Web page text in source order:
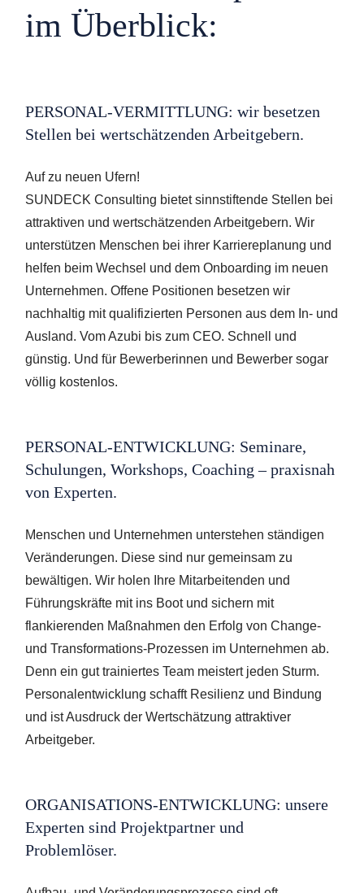
im Überblick:
PERSONAL-VERMITTLUNG: wir besetzen
Stellen bei wertschätzenden Arbeitgebern.
Auf zu neuen Ufern!
SUNDECK Consulting bietet sinnstiftende Stellen bei
attraktiven und wertschätzenden Arbeitgebern. Wir
unterstützen Menschen bei ihrer Karriereplanung und
helfen beim Wechsel und dem Onboarding im neuen
Unternehmen. Offene Positionen besetzen wir
nachhaltig mit qualifizierten Personen aus dem In- und
Ausland. Vom Azubi bis zum CEO. Schnell und
günstig. Und für Bewerberinnen und Bewerber sogar
völlig kostenlos.
PERSONAL-ENTWICKLUNG: Seminare,
Schulungen, Workshops, Coaching – praxisnah
von Experten.
Menschen und Unternehmen unterstehen ständigen
Veränderungen. Diese sind nur gemeinsam zu
bewältigen. Wir holen Ihre Mitarbeitenden und
Führungskräfte mit ins Boot und sichern mit
flankierenden Maßnahmen den Erfolg von Change-
und Transformations-Prozessen im Unternehmen ab.
Denn ein gut trainiertes Team meistert jeden Sturm.
Personalentwicklung schafft Resilienz und Bindung
und ist Ausdruck der Wertschätzung attraktiver
Arbeitgeber.
ORGANISATIONS-ENTWICKLUNG: unsere
Experten sind Projektpartner und
Problemlöser.